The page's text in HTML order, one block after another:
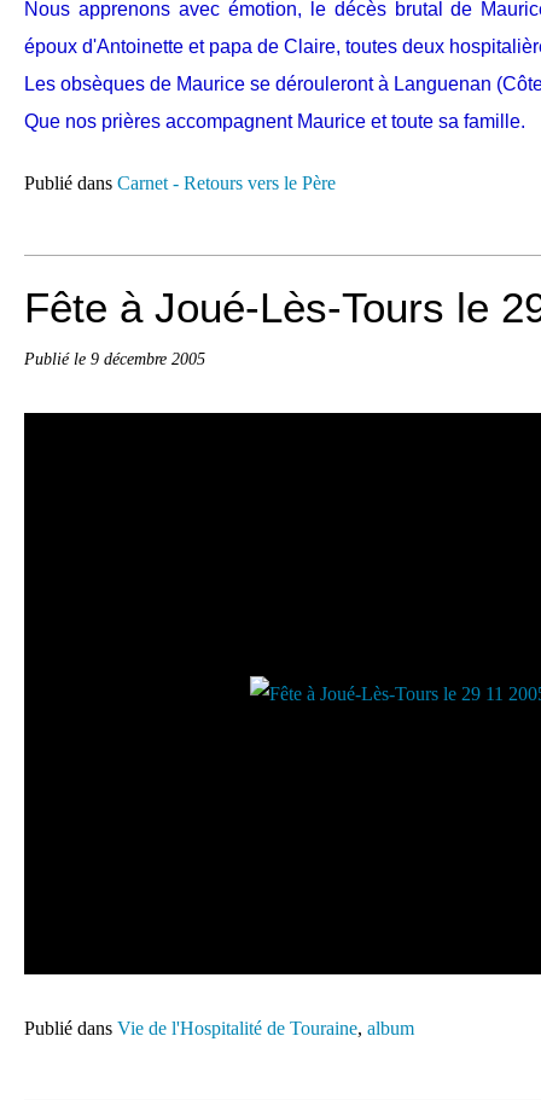
Nous apprenons avec émotion, le décès brutal de
époux d'Antoinette et papa de Claire, toutes deux
Les obsèques de Maurice se dérouleront à Languenan
Que nos prières accompagnent Maurice et toute sa famille.
Publié dans Carnet - Retours vers le Père
Fête à Joué-Lès-Tours le
Publié le 9 décembre 2005
Publié dans Vie de l'Hospitalité de Touraine, album